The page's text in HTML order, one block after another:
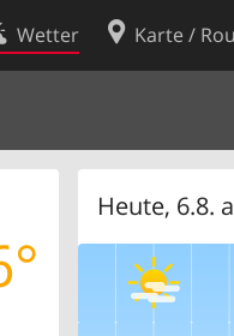
Wetter Karte /
Heute, 6.8.